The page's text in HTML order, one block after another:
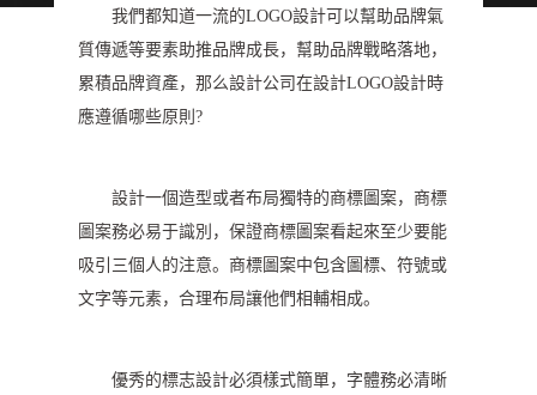
我們都知道一流的LOGO設計可以幫助品牌氣
質傳遞等要素助推品牌成長，幫助品牌戰略落地，
累積品牌資產，那么設計公司在設計LOGO設計時
應遵循哪些原則?
設計一個造型或者布局獨特的商標圖案，商標
圖案務必易于識別，保證商標圖案看起來至少要能
吸引三個人的注意。商標圖案中包含圖標、符號或
文字等元素，合理布局讓他們相輔相成。
優秀的標志設計必須樣式簡單，字體務必清晰